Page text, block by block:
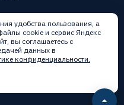
удобства пользования, а
cookie и сервис Яндекс
вы соглашаетесь с
данных в
конфиденциальности.